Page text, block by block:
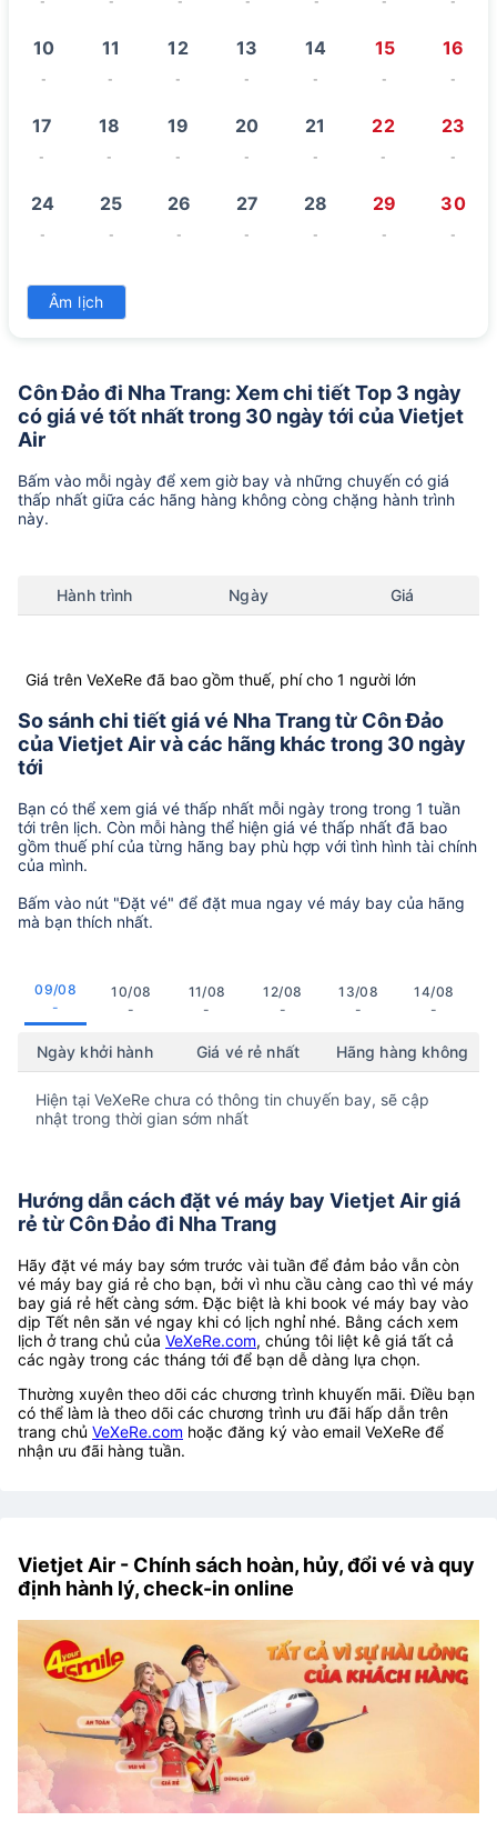
10
-
11
-
12
-
13
-
14
-
15
-
16
-
17
-
18
-
19
-
20
-
21
-
22
-
23
-
24
-
25
-
26
-
27
-
28
-
29
-
30
-
31
Âm lịch
Côn Đảo đi Nha Trang: Xem chi tiết Top 3 ngày
có giá vé tốt nhất trong 30 ngày tới của Vietjet
Air
Bấm vào mỗi ngày để xem giờ bay và những chuyến có giá
thấp nhất giữa các hãng hàng không còng chặng hành trình
này.
Hành trình Ngày Giá
Giá trên VeXeRe đã bao gồm thuế, phí cho 1 người lớn
So sánh chi tiết giá vé Nha Trang từ Côn Đảo
của Vietjet Air và các hãng khác trong 30 ngày
tới
Bạn có thể xem giá vé thấp nhất mỗi ngày trong trong 1 tuần
tới trên lịch. Còn mỗi hàng thể hiện giá vé thấp nhất đã bao
gồm thuế phí của từng hãng bay phù hợp với tình hình tài chính
của mình.
Bấm vào nút "Đặt vé" để đặt mua ngay vé máy bay của hãng
mà bạn thích nhất.
09/08
-
10/08
-
11/08
-
12/08
-
13/08
-
14/08
-
Ngày khởi hành Giá vé rẻ nhất Hãng hàng không
Hiện tại VeXeRe chưa có thông tin chuyến bay, sẽ cập
nhật trong thời gian sớm nhất
Hướng dẫn cách đặt vé máy bay Vietjet Air giá
rẻ từ Côn Đảo đi Nha Trang
Hãy đặt vé máy bay sớm trước vài tuần để đảm bảo vẫn còn
vé máy bay giá rẻ cho bạn, bởi vì nhu cầu càng cao thì vé máy
bay giá rẻ hết càng sớm. Đặc biệt là khi book vé máy bay vào
dịp Tết nên săn vé ngay khi có lịch nghỉ nhé. Bằng cách xem
lịch ở trang chủ của VeXeRe.com, chúng tôi liệt kê giá tất cả
các ngày trong các tháng tới để bạn dễ dàng lựa chọn.
Thường xuyên theo dõi các chương trình khuyến mãi. Điều bạn
có thể làm là theo dõi các chương trình ưu đãi hấp dẫn trên
trang chủ VeXeRe.com hoặc đăng ký vào email VeXeRe để
nhận ưu đãi hàng tuần.
Vietjet Air - Chính sách hoàn, hủy, đổi vé và quy
định hành lý, check-in online